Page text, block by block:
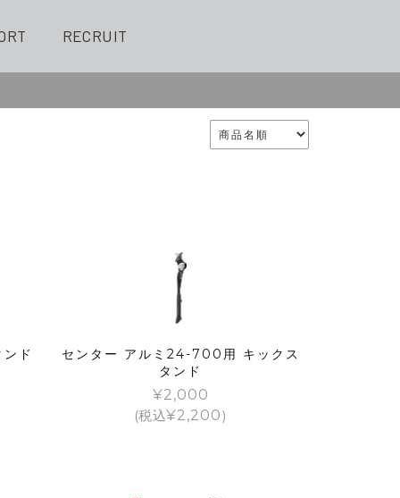
RECRUIT
ド
センター アルミ24-700用 キックス
タンド
¥2,000
(税込¥2,200)